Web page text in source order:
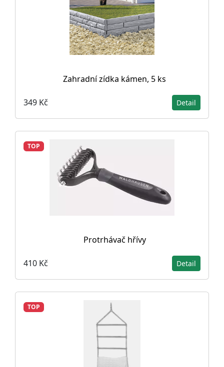
Zahradní zídka kámen, 5 ks
349 Kč Detail
TOP
Protrhávač hřívy
410 Kč Detail
TOP